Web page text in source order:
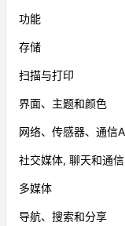
功能
存储
扫描与打印
界面、主题和颜色
网络、传感器、通信
社交媒体, 聊天和通信
多媒体
导航、搜索和分享